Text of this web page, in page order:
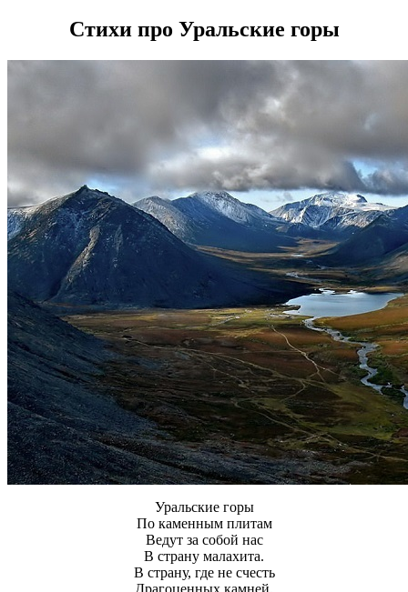
Стихи про Уральские горы
Уральские горы
По каменным плитам
Ведут за собой нас
В страну малахита.
В страну, где не счесть